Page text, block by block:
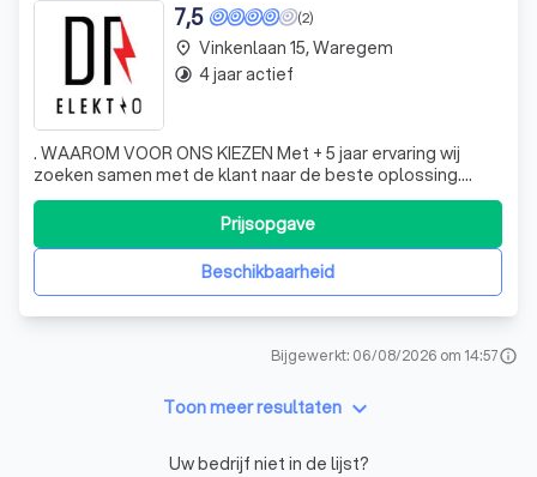
(2)
7,5
. WAAROM VOOR ONS KIEZEN Met + 5 jaar ervaring wij
zoeken samen met de klant naar de beste oplossing.
Kwalitatieve afwerking+materialen
Beschikbaarheid
Prijsopgave
place Vinkenlaan 15, Waregem
timelapse 4 jaar actief
Bijgewerkt: 06/08/2026 om 14:57info
Toon meer resultaten keyboard_arrow_down
Uw bedrijf niet in de lijst?